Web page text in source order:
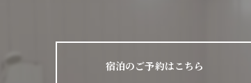
宿泊のご予約はこちら